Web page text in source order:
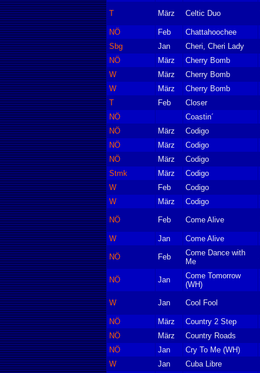
T März Celtic Duo
NÖ
Feb Chattahoochee
Sbg
Jan Cheri, Cheri Lady
NÖ
März Cherry Bomb
W
März Cherry Bomb
W
März Cherry Bomb
T
Feb Closer
NÖ
Coastin´
NÖ
März Codigo
NÖ
März Codigo
NÖ
März Codigo
Stmk
März Codigo
W
Feb Codigo
W
März Codigo
NÖ Feb Come Alive
W
Jan Come Alive
NÖ Feb
Come Dance with
Me
NÖ Jan
Come Tomorrow
(WH)
W Jan Cool Fool
NÖ März Country 2 Step
NÖ
März Country Roads
NÖ
Jan Cry To Me (WH)
W
Jan Cuba Libre